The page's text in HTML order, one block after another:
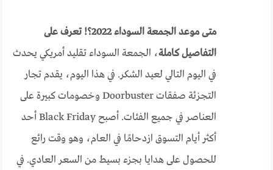
متى موعد الجمعة السوداء 2022؟! تعرف على
التفاصيل كاملة، الجمعة السوداء تقليد أمريكي يحدث
في اليوم التالي لعيد الشكر. في هذا اليوم، يقدم تجار
التجزئة صفقات Doorbuster وخصومات كبيرة على
العناصر في جميع الفئات. أصبح Black Friday أحد
أكثر أيام التسوق ازدحامًا في العام، وهو وقت رائع
للحصول على هدايا بجزء بسيط من السعر العادي. في